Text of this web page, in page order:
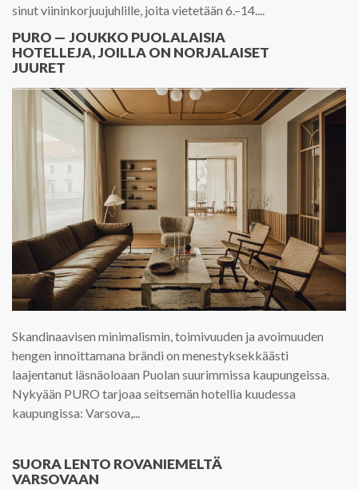
sinut viininkorjuujuhlille, joita vietetään 6.–14....
PURO — JOUKKO PUOLALAISIA
HOTELLEJA, JOILLA ON NORJALAISET
JUURET
Skandinaavisen minimalismin, toimivuuden ja avoimuuden
hengen innoittamana brändi on menestyksekkäästi
laajentanut läsnäoloaan Puolan suurimmissa kaupungeissa.
Nykyään PURO tarjoaa seitsemän hotellia kuudessa
kaupungissa: Varsova,...
SUORA LENTO ROVANIEMELTÄ
VARSOVAAN